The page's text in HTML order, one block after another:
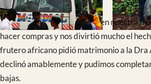
La expedición ha tenido un ambiente fantástico pues 4 de sus
8 integrantes repetían experiencia juntos y las incidencias se
fueron subsanando.